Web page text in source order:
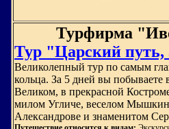
Турфирма
Тур "Царский путь,
Великолепный тур по самым
кольца. За 5 дней вы побываете
Великом, в прекрасной
милом Угличе, веселом
Александрове и знаменитом